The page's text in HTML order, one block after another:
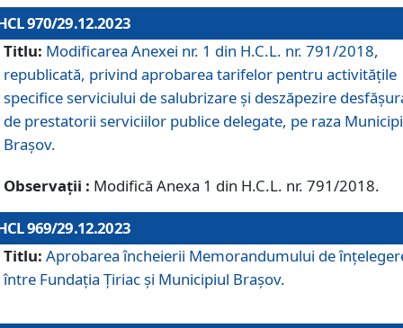
970/29.12.2023
Titlu: Modificarea Anexei nr. 1 din H.C.L. nr. 791/2018,
republicată, privind aprobarea tarifelor pentru activitățile
specifice serviciului de salubrizare și deszăpezire
de prestatorii serviciilor publice delegate, pe raza
Brașov.
Observații : Modifică Anexa 1 din H.C.L. nr. 791/2018.
969/29.12.2023
Titlu: Aprobarea încheierii Memorandumului de
între Fundația Țiriac și Municipiul Brașov.